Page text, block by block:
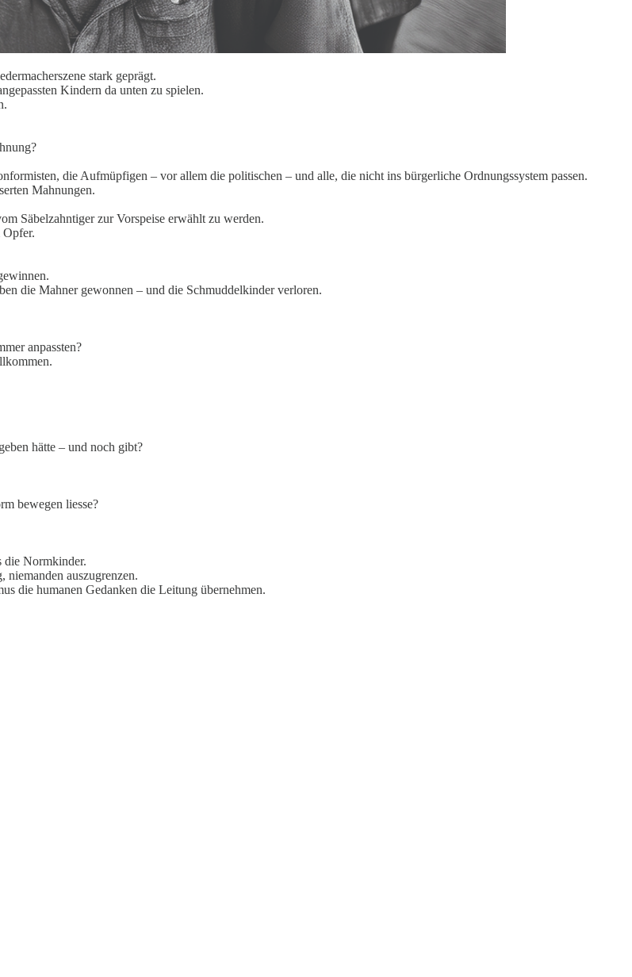
stark geprägt.
Kindern da unten zu spielen.
die Aufmüpfigen – vor allem die politischen – und alle, die nicht ins bürgerliche Ordnungssystem passen.
Mahnungen.
Säbelzahntiger zur Vorspeise erwählt zu werden.
Opfer.
die Mahner gewonnen – und die Schmuddelkinder verloren.
anpassten?
hätte – und noch gibt?
bewegen liesse?
die Normkinder.
auszugrenzen.
die humanen Gedanken die Leitung übernehmen.